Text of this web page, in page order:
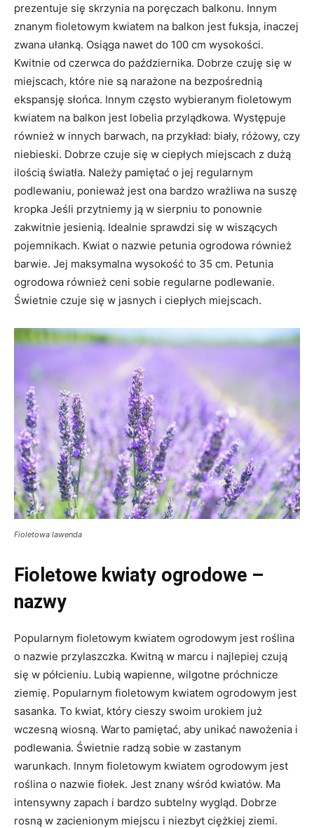
prezentuje się skrzynia na poręczach balkonu. Innym
znanym fioletowym kwiatem na balkon jest fuksja, inaczej
zwana ułanką. Osiąga nawet do 100 cm wysokości.
Kwitnie od czerwca do października. Dobrze czuję się w
miejscach, które nie są narażone na bezpośrednią
ekspansję słońca. Innym często wybieranym fioletowym
kwiatem na balkon jest lobelia przylądkowa. Występuje
również w innych barwach, na przykład: biały, różowy, czy
niebieski. Dobrze czuje się w ciepłych miejscach z dużą
ilością światła. Należy pamiętać o jej regularnym
podlewaniu, ponieważ jest ona bardzo wrażliwa na suszę
kropka Jeśli przytniemy ją w sierpniu to ponownie
zakwitnie jesienią. Idealnie sprawdzi się w wiszących
pojemnikach. Kwiat o nazwie petunia ogrodowa również
barwie. Jej maksymalna wysokość to 35 cm. Petunia
ogrodowa również ceni sobie regularne podlewanie.
Świetnie czuje się w jasnych i ciepłych miejscach.
Fioletowa lawenda
Fioletowe kwiaty ogrodowe –
nazwy
Popularnym fioletowym kwiatem ogrodowym jest roślina
o nazwie przylaszczka. Kwitną w marcu i najlepiej czują
się w półcieniu. Lubią wapienne, wilgotne próchnicze
ziemię. Popularnym fioletowym kwiatem ogrodowym jest
sasanka. To kwiat, który cieszy swoim urokiem już
wczesną wiosną. Warto pamiętać, aby unikać nawożenia i
podlewania. Świetnie radzą sobie w zastanym
warunkach. Innym fioletowym kwiatem ogrodowym jest
roślina o nazwie fiołek. Jest znany wśród kwiatów. Ma
intensywny zapach i bardzo subtelny wygląd. Dobrze
rosną w zacienionym miejscu i niezbyt ciężkiej ziemi.